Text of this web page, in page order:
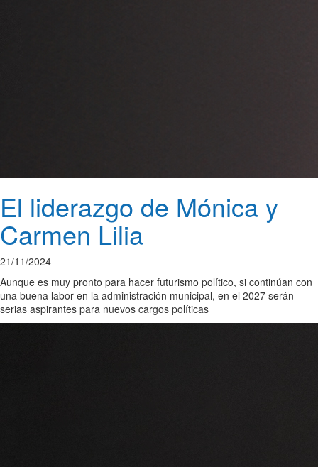
El liderazgo de Mónica y
Carmen Lilia
21/11/2024
Aunque es muy pronto para hacer futurismo político, si continúan con
una buena labor en la administración municipal, en el 2027 serán
serias aspirantes para nuevos cargos políticas